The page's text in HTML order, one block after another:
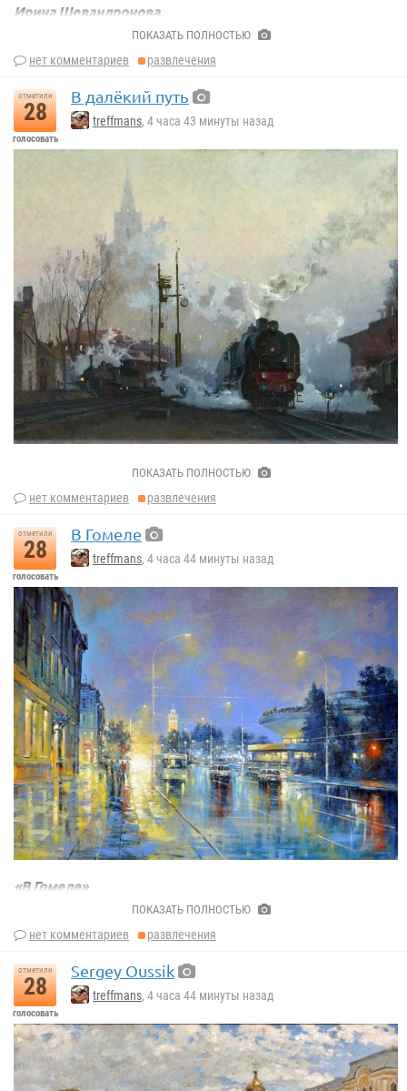
Ирина Шевандронова.
К вечеру самодеятельности
ПОКАЗАТЬ ПОЛНОСТЬЮ
нет комментариев развлечения
отметили
28
голосовать
В далёкий путь
treffmans, 4 часа 43 минуты назад
Николай Дмитриевич Кузнецов
ПОКАЗАТЬ ПОЛНОСТЬЮ
нет комментариев развлечения
отметили
28
голосовать
В Гомеле
treffmans, 4 часа 44 минуты назад
«В Гомеле»
ПОКАЗАТЬ ПОЛНОСТЬЮ
нет комментариев развлечения
отметили
28
голосовать
Sergey Oussik
treffmans, 4 часа 44 минуты назад